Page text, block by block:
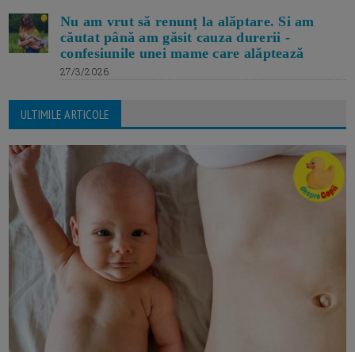
Nu am vrut să renunț la alăptare. Si am
căutat până am găsit cauza durerii -
confesiunile unei mame care alăptează
27/3/2026
ULTIMILE ARTICOLE